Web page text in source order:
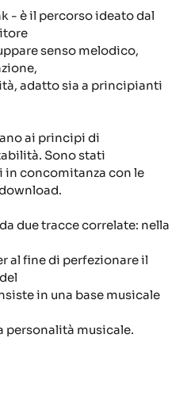
- è il percorso ideato dal
senso melodico,
adatto sia a principianti
ai principi di
Sono stati
in concomitanza con le
due tracce correlate: nella
al fine di perfezionare il
in una base musicale
personalità musicale.